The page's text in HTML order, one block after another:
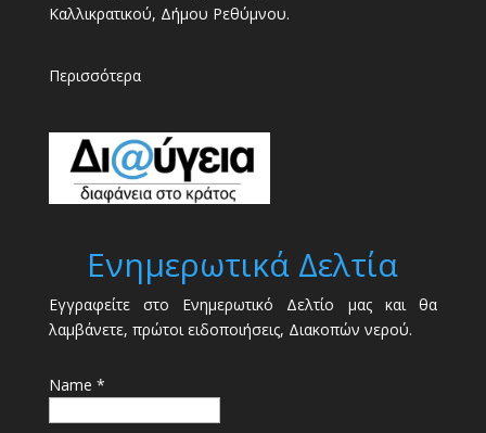
Καλλικρατικού, Δήμου Ρεθύμνου.
Περισσότερα
Ενημερωτικά Δελτία
Εγγραφείτε στο Ενημερωτικό Δελτίο μας και θα
λαμβάνετε, πρώτοι ειδοποιήσεις, Διακοπών νερού.
Name *